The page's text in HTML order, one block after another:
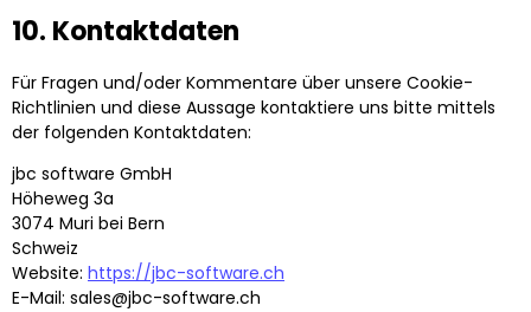
10. Kontaktdaten
Für Fragen und/oder Kommentare über unsere Cookie-
Richtlinien und diese Aussage kontaktiere uns bitte mittels
der folgenden Kontaktdaten:
jbc software GmbH
Höheweg 3a
3074 Muri bei Bern
Schweiz
Website: https://jbc-software.ch
E-Mail: sales@jbc-software.ch